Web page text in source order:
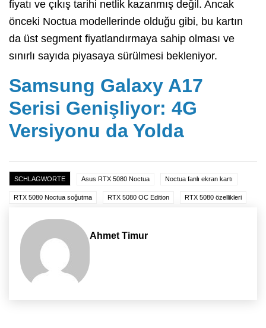
fiyatı ve çıkış tarihi netlik kazanmış değil. Ancak
önceki Noctua modellerinde olduğu gibi, bu kartın
da üst segment fiyatlandırmaya sahip olması ve
sınırlı sayıda piyasaya sürülmesi bekleniyor.
Samsung Galaxy A17
Serisi Genişliyor: 4G
Versiyonu da Yolda
SCHLAGWORTE Asus RTX 5080 Noctua Noctua fanlı ekran kartı
RTX 5080 Noctua soğutma RTX 5080 OC Edition RTX 5080 özellikleri
Ahmet Timur